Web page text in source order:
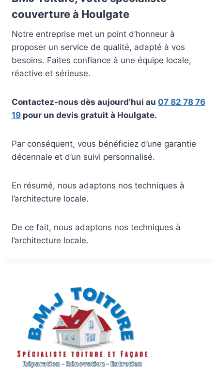
couverture à Houlgate
Notre entreprise met un point d’honneur à
proposer un service de qualité, adapté à vos
besoins. Faites confiance à une équipe locale,
réactive et sérieuse.
Contactez-nous dès aujourd’hui au 07 82 78 76
19 pour un devis gratuit à Houlgate.
Par conséquent, vous bénéficiez d’une garantie
décennale et d’un suivi personnalisé.
En résumé, nous adaptons nos techniques à
l’architecture locale.
De ce fait, nous adaptons nos techniques à
l’architecture locale.